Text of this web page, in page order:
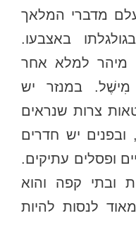
מדברי המלאך
באצבעו.
מיהר למלא אחר
מִישֶׁל. במנזר יש
צרות שנראים
ובפנים יש חדרים
ופסלים עתיקים.
ובתי קפה והוא
לנסות להיות